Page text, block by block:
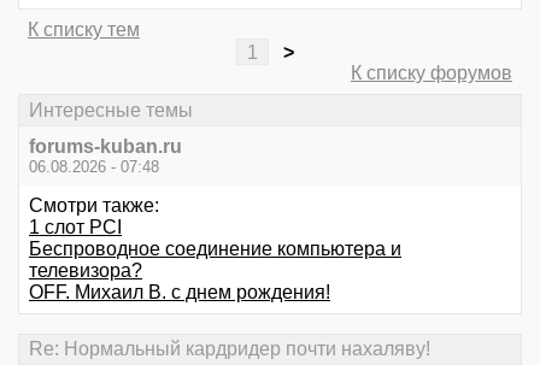
К списку тем
1
>
К списку форумов
Интересные темы
forums-kuban.ru
06.08.2026 - 07:48
Смотри также:
1 слот PCI
Беспроводное соединение компьютера и
телевизора?
OFF. Михаил В. с днем рождения!
Re: Нормальный кардридер почти нахаляву!